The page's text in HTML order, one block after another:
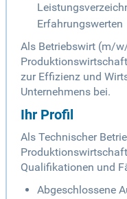
Erfahrungswerten
Als Betriebswirt (m/
zur Effizienz und
Unternehmens bei.
Ihr Profil
Als Technischer
Qualifikationen und
Abgeschlossene